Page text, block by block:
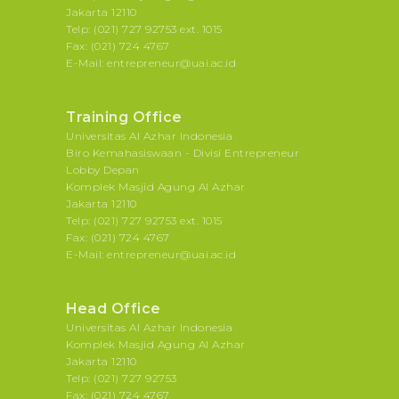
Jakarta 12110
Telp: (021) 727 92753 ext. 1015
Fax: (021) 724 4767
E-Mail: entrepreneur@uai.ac.id
Training Office
Universitas Al Azhar Indonesia
Biro Kemahasiswaan - Divisi Entrepreneur
Lobby Depan
Komplek Masjid Agung Al Azhar
Jakarta 12110
Telp: (021) 727 92753 ext. 1015
Fax: (021) 724 4767
E-Mail: entrepreneur@uai.ac.id
Head Office
Universitas Al Azhar Indonesia
Komplek Masjid Agung Al Azhar
Jakarta 12110
Telp: (021) 727 92753
Fax: (021) 724 4767